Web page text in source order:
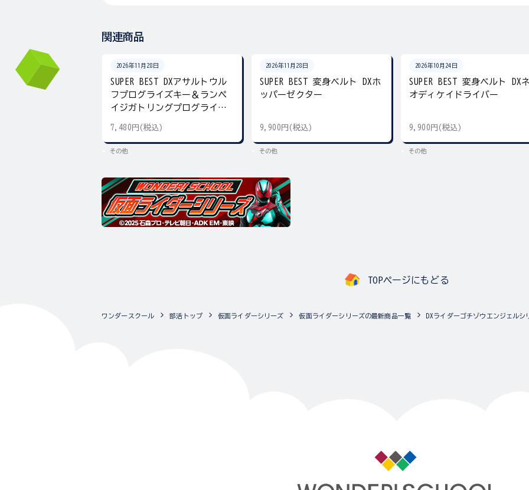
関連商品
2026年11月28日
SUPER BEST DXアサルトウル
フプログライズキー＆ランペ
イジガトリングプログライズ
7,480円(税込)
その他
2026年11月28日
SUPER BEST 変身ベルト DXホ
ッパーゼクター
9,900円(税込)
その他
2026年10月24日
SUPER BEST 変身ベルト DX
オディケイドライバー
9,900円(税込)
その他
TOPページにもどる
ワンダースクール 部活トップ 仮面ライダーシリーズ 仮面ライダーシリーズの最新商品一覧 DXライダーゴチゾウエンジェル